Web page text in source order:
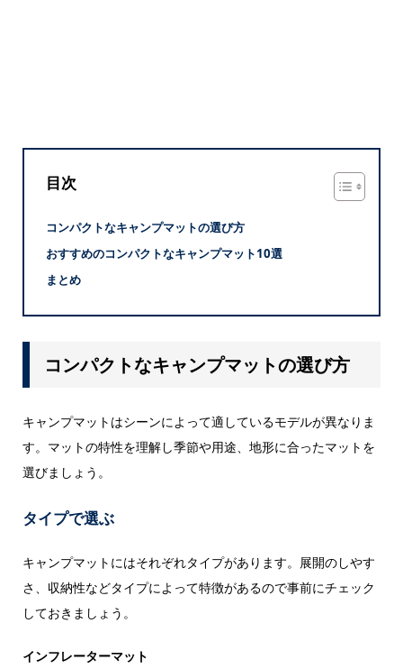
目次
コンパクトなキャンプマットの選び方
おすすめのコンパクトなキャンプマット10選
まとめ
コンパクトなキャンプマットの選び方
キャンプマットはシーンによって適しているモデルが異なりま
す。マットの特性を理解し季節や用途、地形に合ったマットを
選びましょう。
タイプで選ぶ
キャンプマットにはそれぞれタイプがあります。展開のしやす
さ、収納性などタイプによって特徴があるので事前にチェック
しておきましょう。
インフレーターマット